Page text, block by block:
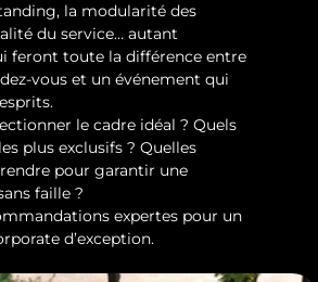
la modularité des
du service… autant
feront toute la différence entre
vous et un événement qui
le cadre idéal ? Quels
plus exclusifs ? Quelles
pour garantir une
faille ?
expertes pour un
d’exception.